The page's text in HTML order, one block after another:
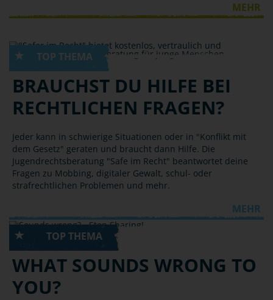
MEHR
BRAUCHST DU HILFE BEI
RECHTLICHEN FRAGEN?
Jeder kann in schwierige Situationen oder in "Konflikt mit
dem Gesetz" geraten und braucht dann Hilfe. Die
Jugendrechtsberatung "Safe im Recht" beantwortet deine
Fragen zu Mobbing, digitaler Gewalt, schul- oder
strafrechtlichen Problemen und mehr.
MEHR
WHAT SOUNDS WRONG TO
YOU?